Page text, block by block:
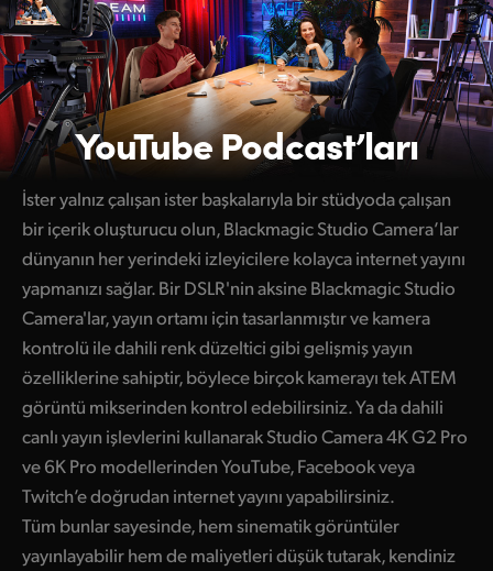
YouTube Podcast’ları
İster yalnız çalışan ister başkalarıyla bir stüdyoda çalışan
bir içerik oluşturucu olun, Blackmagic Studio Camera’lar
dünyanın her yerindeki izleyicilere kolayca internet yayını
yapmanızı sağlar. Bir DSLR'nin aksine Blackmagic Studio
Camera'lar, yayın ortamı için tasarlanmıştır ve kamera
kontrolü ile dahili renk düzeltici gibi gelişmiş yayın
özelliklerine sahiptir, böylece birçok kamerayı tek ATEM
görüntü mikserinden kontrol edebilirsiniz. Ya da dahili
canlı yayın işlevlerini kullanarak Studio Camera 4K G2 Pro
ve 6K Pro modellerinden YouTube, Facebook veya
Twitch’e doğrudan internet yayını yapabilirsiniz.
Tüm bunlar sayesinde, hem sinematik görüntüler
yayınlayabilir hem de maliyetleri düşük tutarak, kendiniz